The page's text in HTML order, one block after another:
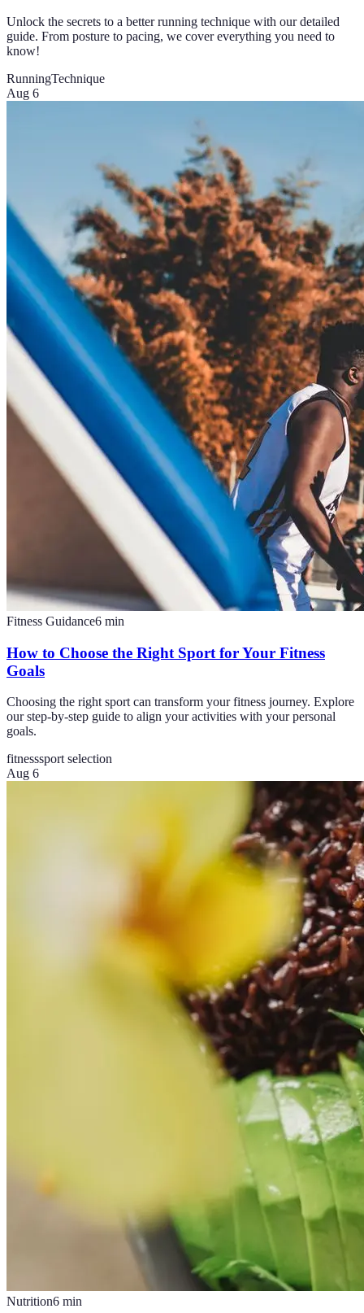
Unlock the secrets to a better running technique with our detailed
guide. From posture to pacing, we cover everything you need to
know!
RunningTechnique
Aug 6
Fitness Guidance6 min
How to Choose the Right Sport for Your Fitness
Goals
Choosing the right sport can transform your fitness journey. Explore
our step-by-step guide to align your activities with your personal
goals.
fitnesssport selection
Aug 6
Nutrition6 min